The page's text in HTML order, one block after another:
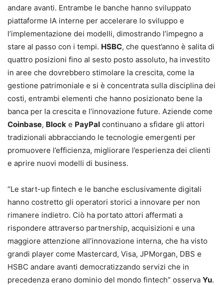
andare avanti. Entrambe le banche hanno sviluppato
piattaforme IA interne per accelerare lo sviluppo e
l’implementazione dei modelli, dimostrando l’impegno a
stare al passo con i tempi. HSBC, che quest’anno è salita di
quattro posizioni fino al sesto posto assoluto, ha investito
in aree che dovrebbero stimolare la crescita, come la
gestione patrimoniale e si è concentrata sulla disciplina dei
costi, entrambi elementi che hanno posizionato bene la
banca per la crescita e l’innovazione future. Aziende come
Coinbase, Block e PayPal continuano a sfidare gli attori
tradizionali abbracciando le tecnologie emergenti per
promuovere l’efficienza, migliorare l’esperienza dei clienti
e aprire nuovi modelli di business.
“Le start-up fintech e le banche esclusivamente digitali
hanno costretto gli operatori storici a innovare per non
rimanere indietro. Ciò ha portato attori affermati a
rispondere attraverso partnership, acquisizioni e una
maggiore attenzione all’innovazione interna, che ha visto
grandi player come Mastercard, Visa, JPMorgan, DBS e
HSBC andare avanti democratizzando servizi che in
precedenza erano dominio del mondo fintech” osserva Yu.